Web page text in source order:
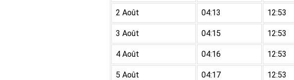
2 Août 04:13 12:53
3 Août 04:15 12:53
4 Août 04:16 12:53
5 Août 04:17 12:53